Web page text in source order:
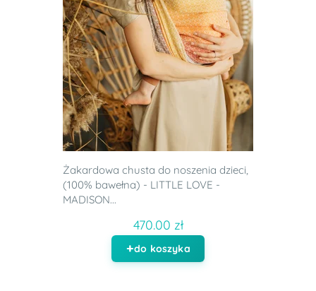
Żakardowa chusta do noszenia dzieci,
(100% bawełna) - LITTLE LOVE -
MADISON...
470.00 zł
do koszyka